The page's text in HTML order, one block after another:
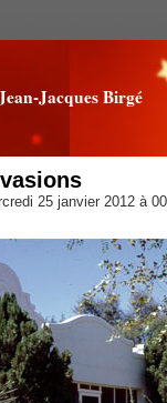
Jacques Birgé
25 janvier 2012 à